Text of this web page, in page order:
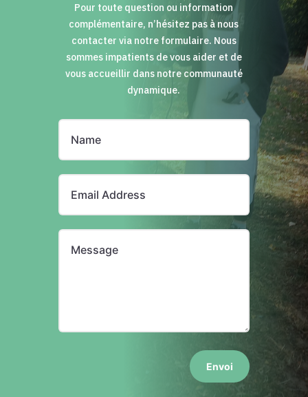
Pour toute question ou information
complémentaire, n’hésitez pas à nous
contacter via notre formulaire. Nous
sommes impatients de vous aider et de
vous accueillir dans notre communauté
dynamique.
Envoi